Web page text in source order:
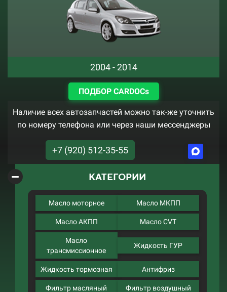
2004 - 2014
ПОДБОР CARDOCs
Наличие всех автозапчастей можно так-же уточнить
по номеру телефона или через наши мессенджеры
+7 (920) 512-35-55
КАТЕГОРИИ
Масло моторное Масло МКПП
Масло АКПП Масло CVT
Масло
трансмиссионное
Жидкость ГУР
Жидкость тормозная Антифриз
Фильтр масляный Фильтр воздушный